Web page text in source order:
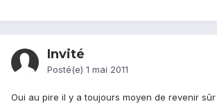
Invité
Posté(e) 1 mai 2011
Oui au pire il y a toujours moyen de revenir